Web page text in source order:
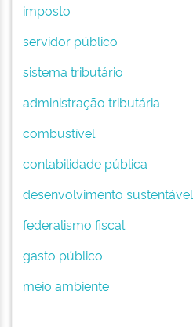
imposto
servidor público
sistema tributário
administração tributária
combustível
contabilidade pública
desenvolvimento sustentável
federalismo fiscal
gasto público
meio ambiente